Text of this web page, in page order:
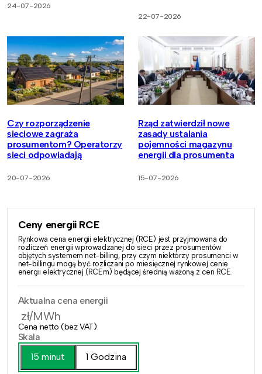
24-07-2026
22-07-2026
Czy rozporządzenie
sieciowe zagraża
prosumentom? Operatorzy
sieci odpowiadają
20-07-2026
Rząd zatwierdził nowe
zasady ustalania
pojemności magazynu
energii dla prosumenta
15-07-2026
Ceny energii RCE
Rynkowa cena energii elektrycznej (RCE) jest przyjmowana do
rozliczeń energii wprowadzanej do sieci przez prosumentów
objętych systemem net-billing, przy czym niektórzy prosumenci w
net-billingu mogą być rozliczani po miesięcznej rynkowej cenie
energii elektrycznej (RCEm) będącej średnią ważoną z cen RCE.
Aktualna cena energii
zł/MWh
Cena netto (bez VAT)
Skala
15 minut
1 Godzina